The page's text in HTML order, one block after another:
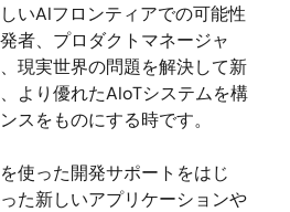
いAIフロンティアでの可能性
者、プロダクトマネージャ
現実世界の問題を解決して新
より優れたAIoTシステムを構
スをものにする時です。
使った開発サポートをはじ
た新しいアプリケーションや